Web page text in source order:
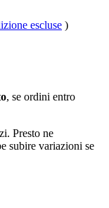
escluse )
, se ordini entro
Presto ne
subire variazioni se